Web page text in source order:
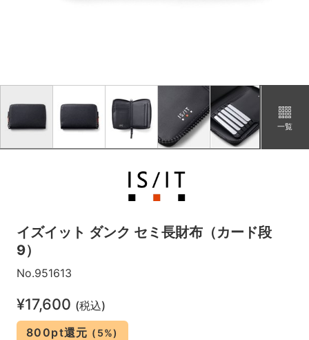
一覧
イズイット ダンク セミ長財布（カード段
9）
No.951613
¥17,600 (税込)
800pt還元 (5%)